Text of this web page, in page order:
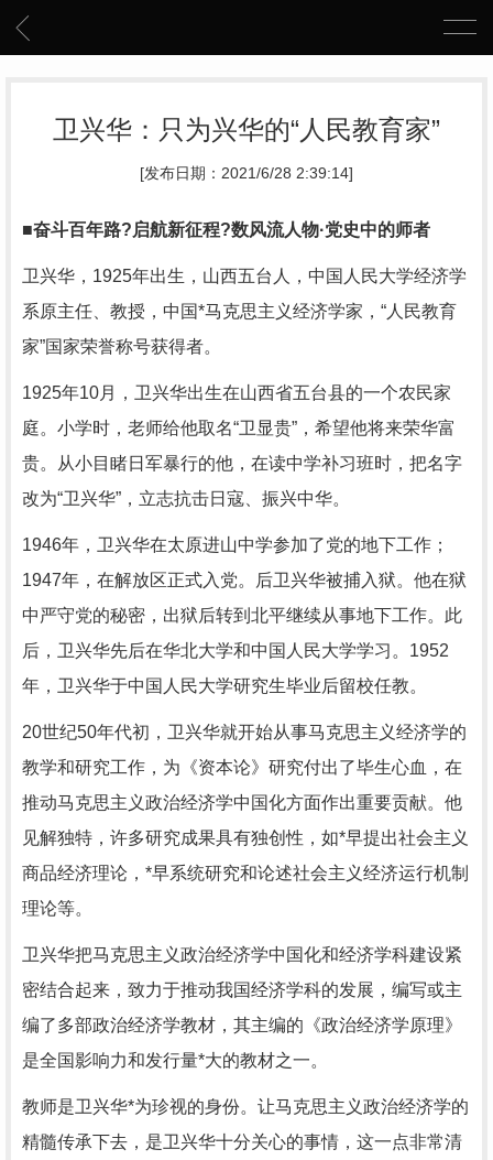
卫兴华：只为兴华的“人民教育家”
[发布日期：2021/6/28 2:39:14]
■奋斗百年路?启航新征程?数风流人物·党史中的师者
卫兴华，1925年出生，山西五台人，中国人民大学经济学
系原主任、教授，中国*马克思主义经济学家，“人民教育
家”国家荣誉称号获得者。
1925年10月，卫兴华出生在山西省五台县的一个农民家
庭。小学时，老师给他取名“卫显贵”，希望他将来荣华富
贵。从小目睹日军暴行的他，在读中学补习班时，把名字
改为“卫兴华”，立志抗击日寇、振兴中华。
1946年，卫兴华在太原进山中学参加了党的地下工作；
1947年，在解放区正式入党。后卫兴华被捕入狱。他在狱
中严守党的秘密，出狱后转到北平继续从事地下工作。此
后，卫兴华先后在华北大学和中国人民大学学习。1952
年，卫兴华于中国人民大学研究生毕业后留校任教。
20世纪50年代初，卫兴华就开始从事马克思主义经济学的
教学和研究工作，为《资本论》研究付出了毕生心血，在
推动马克思主义政治经济学中国化方面作出重要贡献。他
见解独特，许多研究成果具有独创性，如*早提出社会主义
商品经济理论，*早系统研究和论述社会主义经济运行机制
理论等。
卫兴华把马克思主义政治经济学中国化和经济学科建设紧
密结合起来，致力于推动我国经济学科的发展，编写或主
编了多部政治经济学教材，其主编的《政治经济学原理》
是全国影响力和发行量*大的教材之一。
教师是卫兴华*为珍视的身份。让马克思主义政治经济学的
精髓传承下去，是卫兴华十分关心的事情，这一点非常清